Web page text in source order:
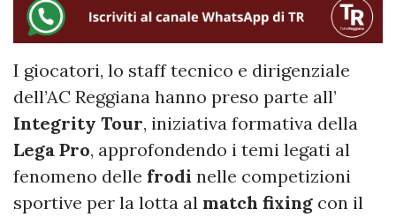
I giocatori, lo staff tecnico e dirigenziale
dell’AC Reggiana hanno preso parte all’
Integrity Tour, iniziativa formativa della
Lega Pro, approfondendo i temi legati al
fenomeno delle frodi nelle competizioni
sportive per la lotta al match fixing con il